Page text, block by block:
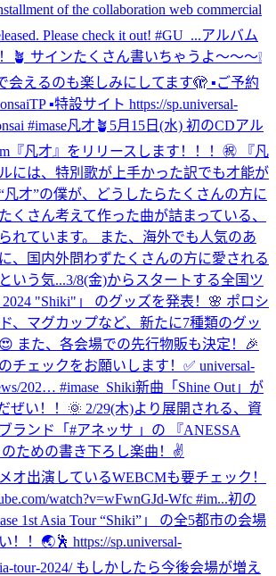
of the collaboration web commercial
Please check it out! #GU_...アルバム
🪴 サインたくさん書いちゃうよ〜〜〜❕
会えるのも楽しみにしてます🫣 ▪️ご予約
▪️特設サイト https://sp.universal-
#imase凡才🪴 5月15日(水) 初のCDアル
『凡才』をリリースします！！！㊗ 『凡
には、特別歌が上手かった訳でも才能が
凡才”の僕が、どうしたらたくさんの方に
くさん考えて作った曲が詰まっている、
れています。 また、海外でも人気のあ
、国内外問わずたくさんの方に愛される
いう気...3/8(金)からスタートする全国ツ
2024 "Shiki"」 のグッズを発表！🌸 ポロシ
、マグカップなど、新たに7種類のグッ
また、各会場での先行物販も決定！🎉
チェックをお願いします！✅ universal-
202… #imase_Shiki新曲「Shine Out」が
ぜい！！🌞 2/29(木)より展開される、資
ランド「#アネッサ 」の 『ANESSA
のための書き下ろし楽曲！✌️
オ出演しているWEBCMも要チェック！
watch?v=wFwnGJd-Wfc #im...初の
1st Asia Tour “Shiki”」 の全5都市の会場
！！🌏🕺 https://sp.universal-
tour-2024/ もしかしたら今後会場が増え